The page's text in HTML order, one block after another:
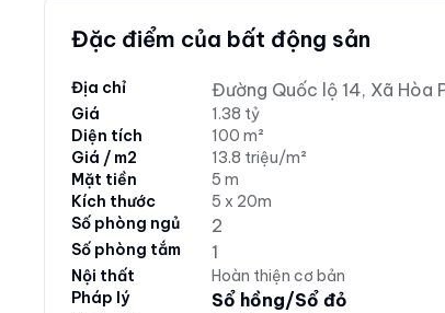
Đặc điểm của bất động sản
Địa chỉ Đường Quốc lộ 14, Xã Hòa
Giá
1.38 tỷ
Diện tích
100 m²
Giá / m2
13.8 triệu/m²
Mặt tiền
5 m
Kích thước
5 x 20m
Số phòng ngủ
2
Số phòng tắm 1
Nội thất
Hoàn thiện cơ bản
Pháp lý
Sổ hồng/Sổ đỏ